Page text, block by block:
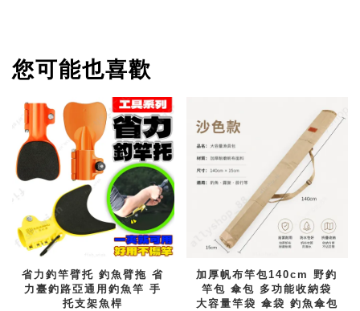
您可能也喜歡
省力釣竿臂托 釣魚臂拖 省
力臺釣路亞通用釣魚竿 手
托支架魚桿
加厚帆布竿包140cm 野釣
竿包 傘包 多功能收納袋
大容量竿袋 傘袋 釣魚傘包